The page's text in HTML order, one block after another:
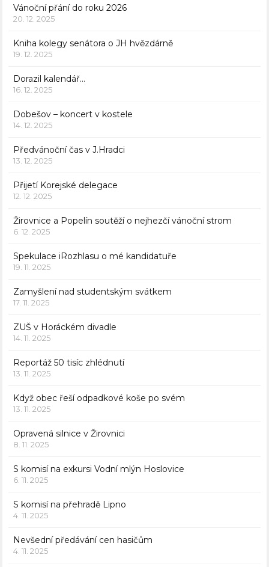
Vánoční přání do roku 2026
20. 12. 2025
Kniha kolegy senátora o JH hvězdárně
19. 12. 2025
Dorazil kalendář…
16. 12. 2025
Dobešov – koncert v kostele
14. 12. 2025
Předvánoční čas v J.Hradci
13. 12. 2025
Přijetí Korejské delegace
12. 12. 2025
Žirovnice a Popelín soutěží o nejhezčí vánoční strom
6. 12. 2025
Spekulace iRozhlasu o mé kandidatuře
19. 11. 2025
Zamyšlení nad studentským svátkem
17. 11. 2025
ZUŠ v Horáckém divadle
14. 11. 2025
Reportáž 50 tisíc zhlédnutí
13. 11. 2025
Když obec řeší odpadkové koše po svém
13. 11. 2025
Opravená silnice v Žirovnici
8. 11. 2025
S komisí na exkursi Vodní mlýn Hoslovice
6. 11. 2025
S komisí na přehradě Lipno
4. 11. 2025
Nevšední předávání cen hasičům
4. 11. 2025